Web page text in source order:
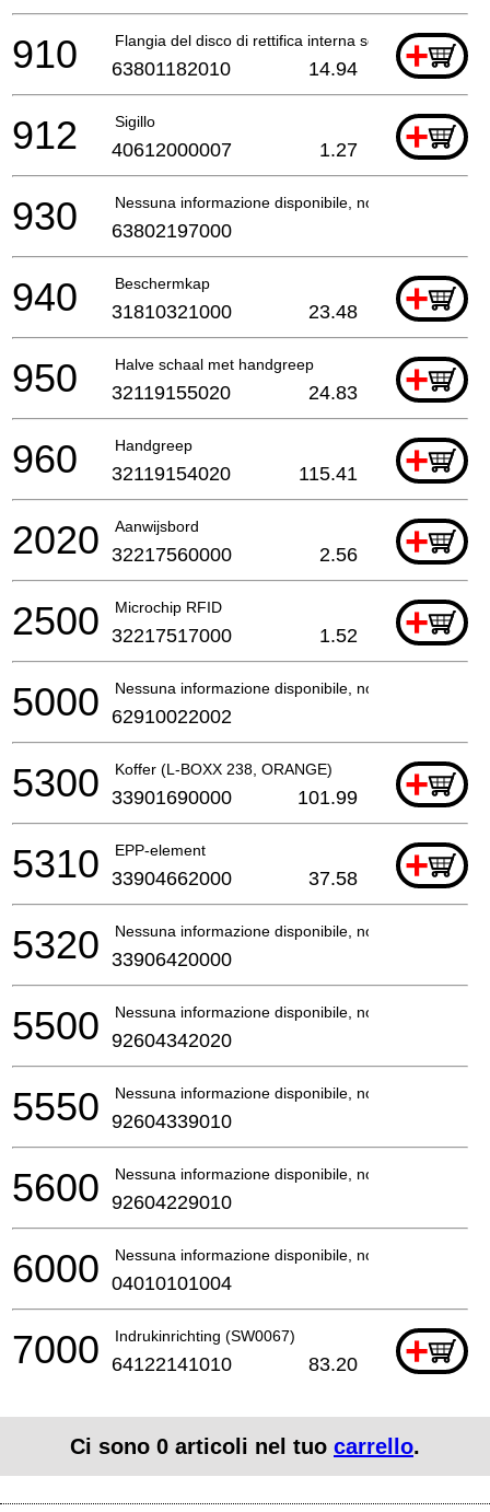
Flangia del disco di rettifica interna senza trazi
+
910 63801182010 14.94
Sigillo +
912 40612000007 1.27
Nessuna informazione disponibile, non ordinabile
930 63802197000
Beschermkap +
940 31810321000 23.48
Halve schaal met handgreep +
950 32119155020 24.83
Handgreep +
960 32119154020 115.41
Aanwijsbord +
2020 32217560000 2.56
Microchip RFID +
2500 32217517000 1.52
Nessuna informazione disponibile, non ordinabile
5000 62910022002
Koffer (L-BOXX 238, ORANGE) +
5300 33901690000 101.99
EPP-element +
5310 33904662000 37.58
Nessuna informazione disponibile, non ordinabile
5320 33906420000
Nessuna informazione disponibile, non ordinabile
5500 92604342020
Nessuna informazione disponibile, non ordinabile
5550 92604339010
Nessuna informazione disponibile, non ordinabile
5600 92604229010
Nessuna informazione disponibile, non ordinabile
6000 04010101004
Indrukinrichting (SW0067) +
7000 64122141010 83.20
Ci sono 0 articoli nel tuo carrello.